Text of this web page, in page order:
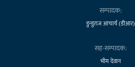
सम्पादक:
डुन्डुराज आचार्य (डीआर)
सह-सम्पादक:
भीम देवान